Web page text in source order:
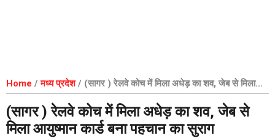
Home /मध्य प्रदेश/ (सागर ) रेलवे कोच में मिला अधेड़ का शव, जेब से मिला
आयुष्मान कार्ड बना पहचान का सुराग
(सागर ) रेलवे कोच में मिला अधेड़ का शव, जेब से
मिला आयुष्मान कार्ड बना पहचान का सुराग